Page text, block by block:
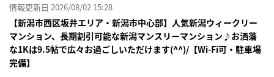
情報更新日 2026/08/02 15:28
【新潟市西区坂井エリア・新潟市中心部】人気新潟ウィークリー
マンション、長期割引可能な新潟マンスリーマンション♪お洒落
な1Kは9.5帖で広々お過ごしいただけます(^^)/【Wi-Fi可・駐車場
完備】